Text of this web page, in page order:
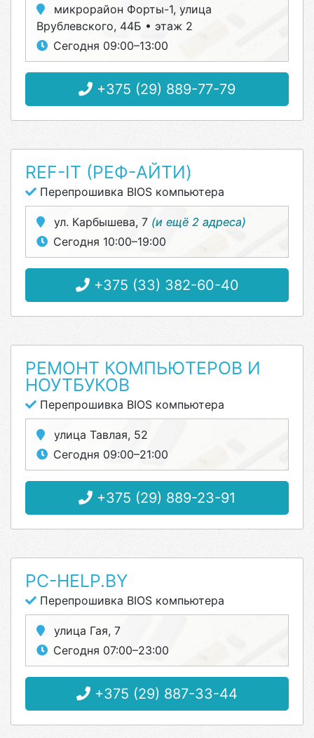
микрорайон Форты-1, улица
Врублевского, 44Б • этаж 2
Сегодня 09:00–13:00
+375 (29) 889-77-79
REF-IT (РЕФ-АЙТИ)
Перепрошивка BIOS компьютера
ул. Карбышева, 7 (и ещё 2 адреса)
Сегодня 10:00–19:00
+375 (33) 382-60-40
РЕМОНТ КОМПЬЮТЕРОВ И
НОУТБУКОВ
Перепрошивка BIOS компьютера
улица Тавлая, 52
Сегодня 09:00–21:00
+375 (29) 889-23-91
PC-HELP.BY
Перепрошивка BIOS компьютера
улица Гая, 7
Сегодня 07:00–23:00
+375 (29) 887-33-44